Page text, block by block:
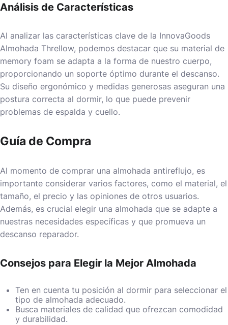
Análisis de Características
Al analizar las características clave de la InnovaGoods
Almohada Threllow, podemos destacar que su material de
memory foam se adapta a la forma de nuestro cuerpo,
proporcionando un soporte óptimo durante el descanso.
Su diseño ergonómico y medidas generosas aseguran una
postura correcta al dormir, lo que puede prevenir
problemas de espalda y cuello.
Guía de Compra
Al momento de comprar una almohada antireflujo, es
importante considerar varios factores, como el material, el
tamaño, el precio y las opiniones de otros usuarios.
Además, es crucial elegir una almohada que se adapte a
nuestras necesidades específicas y que promueva un
descanso reparador.
Consejos para Elegir la Mejor Almohada
Ten en cuenta tu posición al dormir para seleccionar el
tipo de almohada adecuado.
Busca materiales de calidad que ofrezcan comodidad
y durabilidad.